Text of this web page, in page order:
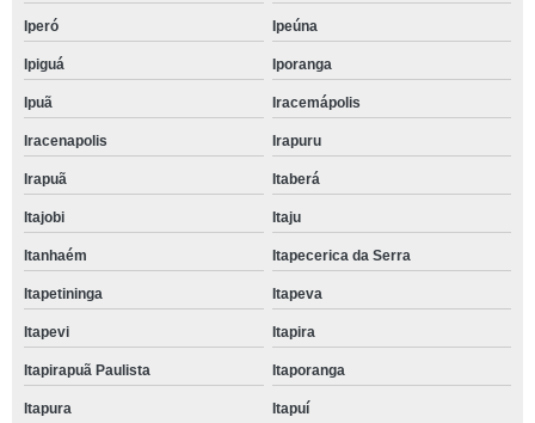
Iperó Ipeúna
Ipiguá Iporanga
Ipuã Iracemápolis
Iracenapolis Irapuru
Irapuã Itaberá
Itajobi Itaju
Itanhaém Itapecerica da Serra
Itapetininga Itapeva
Itapevi Itapira
Itapirapuã Paulista Itaporanga
Itapura Itapuí